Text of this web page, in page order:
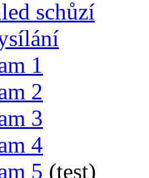
schůzí
1
2
3
4
5 (test)